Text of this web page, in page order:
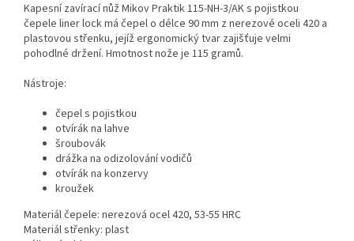
Kapesní zavírací nůž Mikov Praktik 115-NH-3/AK s pojistkou
čepele liner lock má čepel o délce 90 mm z nerezové oceli 420 a
plastovou střenku, jejíž ergonomický tvar zajišťuje velmi
pohodlné držení. Hmotnost nože je 115 gramů.
Nástroje:
čepel s pojistkou
otvírák na lahve
šroubovák
drážka na odizolování vodičů
otvírák na konzervy
kroužek
Materiál čepele: nerezová ocel 420, 53-55 HRC
Materiál střenky: plast